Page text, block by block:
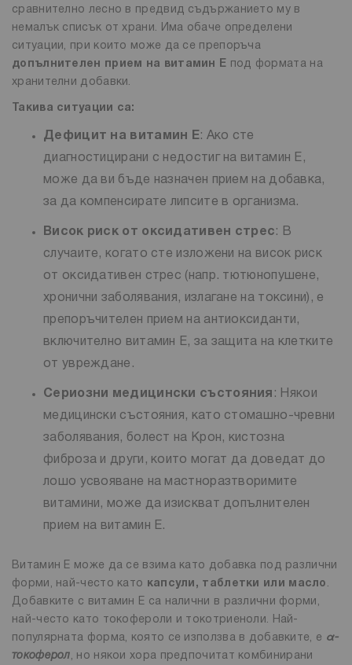
сравнително лесно в предвид съдържанието му в
немалък списък от храни. Има обаче определени
ситуации, при които може да се препоръча
допълнителен прием на витамин Е под формата на
хранителни добавки.
Такива ситуации са:
Дефицит на витамин Е: Ако сте
диагностицирани с недостиг на витамин Е,
може да ви бъде назначен прием на добавка,
за да компенсирате липсите в организма.
Висок риск от оксидативен стрес : В
случаите, когато сте изложени на висок риск
от оксидативен стрес (напр. тютюнопушене,
хронични заболявания, излагане на токсини), е
препоръчителен прием на антиоксиданти,
включително витамин Е, за защита на клетките
от увреждане.
Сериозни медицински състояния : Някои
медицински състояния, като стомашно-чревни
заболявания, болест на Крон, кистозна
фиброза и други, които могат да доведат до
лошо усвояване на мастноразтворимите
витамини, може да изискват допълнителен
прием на витамин Е.
Витамин Е може да се взима като добавка под различни
форми, най-често като капсули, таблетки или масло .
Добавките с витамин Е са налични в различни форми,
най-често като токофероли и токотриеноли. Най-
популярната форма, която се използва в добавките, е α-
токоферол, но някои хора предпочитат комбинирани